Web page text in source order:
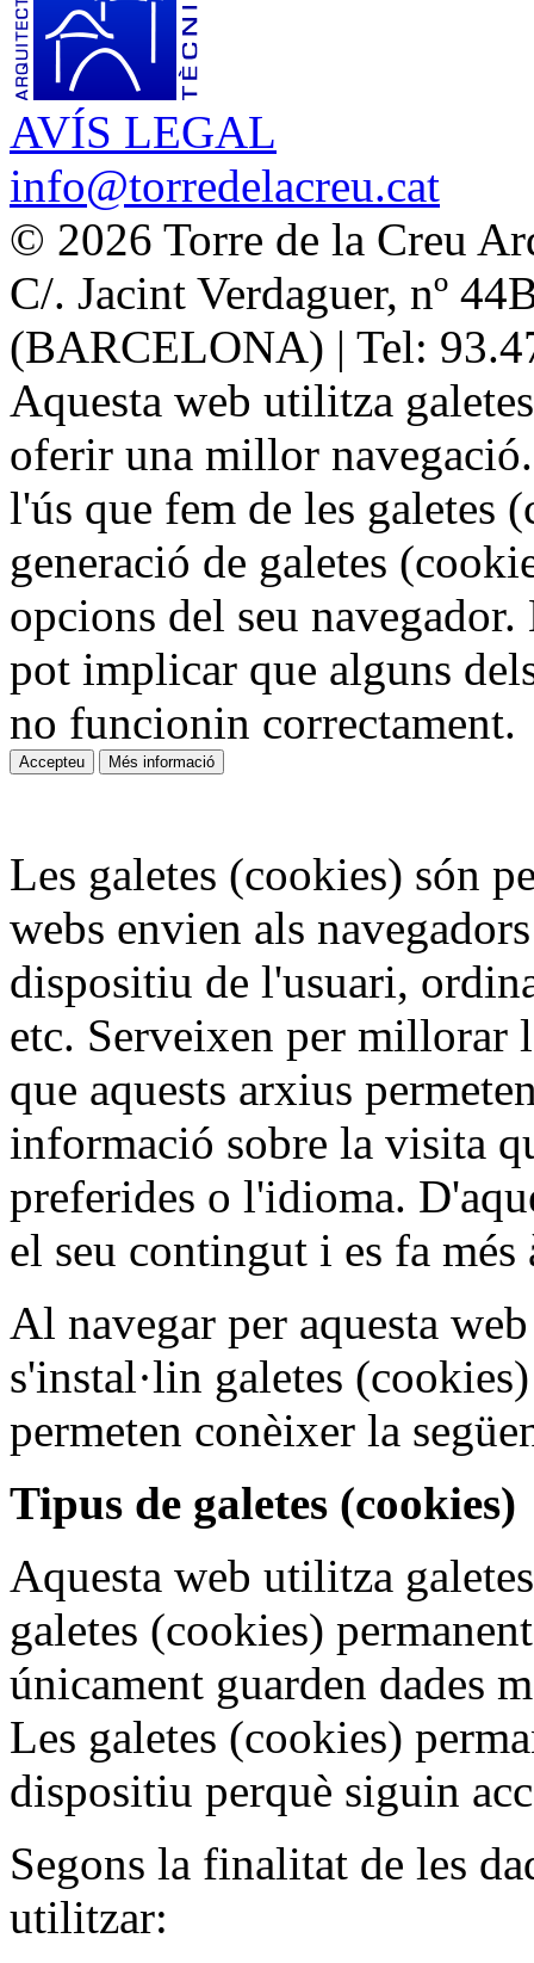
AVÍS LEGAL
info@torredelacreu.cat
© 2026 Torre de la Creu
C/. Jacint Verdaguer, nº
(BARCELONA) | Tel:
Aquesta web utilitza
oferir una millor
l'ús que fem de les galetes
generació de galetes
opcions del seu
pot implicar que alguns
no funcionin correctament.
Les galetes (cookies) són
webs envien als
dispositiu de l'usuari,
etc. Serveixen per millorar
que aquests arxius
informació sobre la visita
preferides o l'idioma.
el seu contingut i es fa
Al navegar per aquesta
s'instal·lin galetes
permeten conèixer la
Tipus de galetes (cookies)
Aquesta web utilitza
galetes (cookies)
únicament guarden dades
Les galetes (cookies)
dispositiu perquè siguin
Segons la finalitat de les
utilitzar: